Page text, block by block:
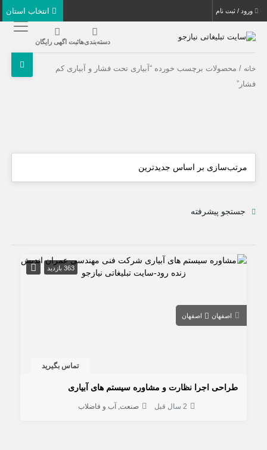
ورود / ثبت نام
دسته‌بندی‌هاثبت اگهی رایگان
خانه / محصولات برچسب خورده “آبياری تحت فشار و آبياری کم
فشار”
جستجو پیشرفته
363 بازدید
اصفهان اصفهان
تماس بگیرید
طراحی اجرا نظارت و مشاوره سيستم های آبیاری
2 سال قبل صنعت آب و فاضلاب